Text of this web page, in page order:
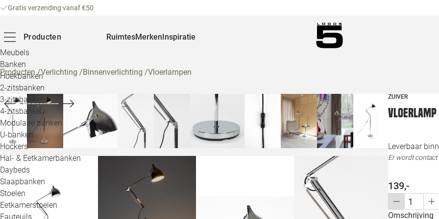
Gratis verzending vanaf €50
Producten
Meubels
Banken
Hoekbanken
2-zitsbanken
3-zitsbanken
4-zitsbanken
Modulaire banken
U-banken
Hockers
Hal- & Eetkamerbanken
Daybeds
Slaapbanken
Stoelen
Eetkamerstoelen
Fauteuils
RuimtesMerkenInspiratie
Producten/Verlichting /Binnenverlichting /Vloerlampen
ZUIVER
Vloerlamp
Leverbaar
Er wordt
139,-
Omschrijving